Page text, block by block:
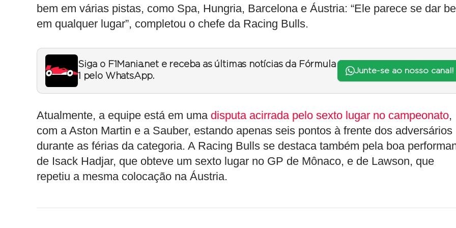
bem em várias pistas, como Spa, Hungria, Barcelona e Áustria: “Ele parece se dar
em qualquer lugar”, completou o chefe da Racing Bulls.
Siga o F1Mania.net e receba as últimas notícias da Fórmula
1 pelo WhatsApp.
Junte-se ao nosso canal!
Atualmente, a equipe está em uma disputa acirrada pelo sexto lugar no campeonato,
com a Aston Martin e a Sauber, estando apenas seis pontos à frente dos adversários
durante as férias da categoria. A Racing Bulls se destaca também pela boa
de Isack Hadjar, que obteve um sexto lugar no GP de Mônaco, e de Lawson, que
repetiu a mesma colocação na Áustria.